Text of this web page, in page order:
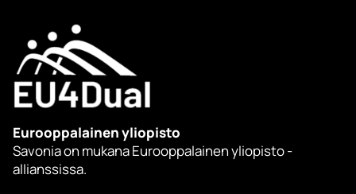
Eurooppalainen yliopisto
Savonia on mukana Eurooppalainen yliopisto -
allianssissa.